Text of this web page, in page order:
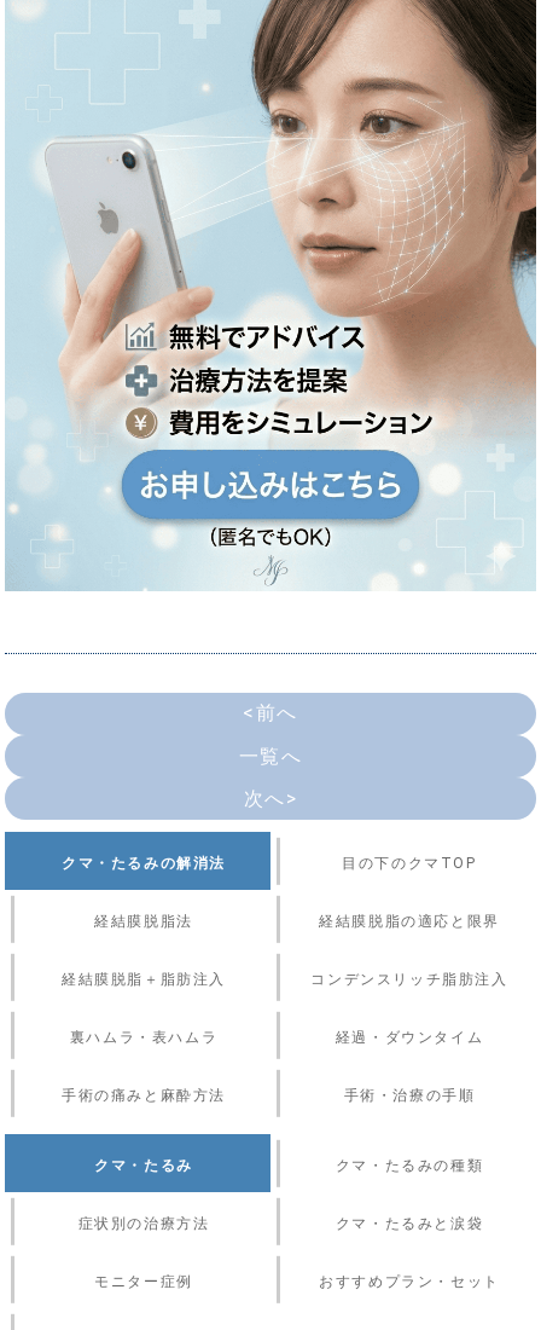
<前へ
一覧へ
次へ>
クマ・たるみの解消法 目の下のクマTOP
経結膜脱脂法 経結膜脱脂の適応と限界
経結膜脱脂＋脂肪注入 コンデンスリッチ脂肪注入
裏ハムラ・表ハムラ 経過・ダウンタイム
手術の痛みと麻酔方法 手術・治療の手順
クマ・たるみ クマ・たるみの種類
症状別の治療方法 クマ・たるみと涙袋
モニター症例 おすすめプラン・セット